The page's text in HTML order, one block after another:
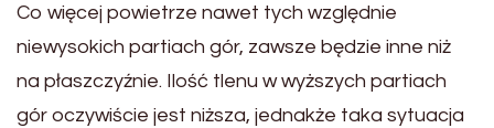
Co więcej powietrze nawet tych względnie
niewysokich partiach gór, zawsze będzie inne niż
na płaszczyźnie. Ilość tlenu w wyższych partiach
gór oczywiście jest niższa, jednakże taka sytuacja